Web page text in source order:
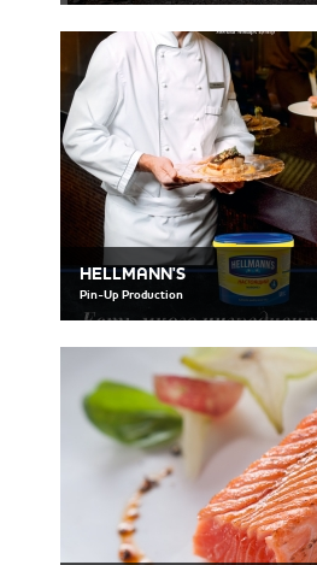
HELLMANN'S
Pin-Up Production